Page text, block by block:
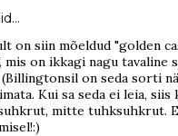
on siin mõeldud "golden
mis on ikkagi nagu tavaline
(Billingtonsil on seda sorti
Kui sa seda ei leia, siis
mitte tuhksuhkrut.